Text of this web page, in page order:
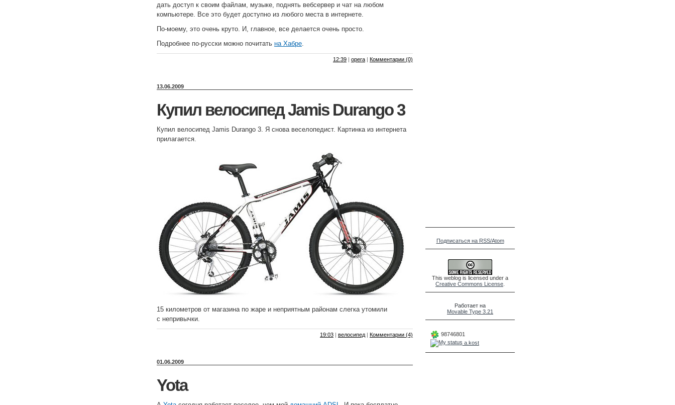
дать доступ к своим файлам, музыке, поднять вебсервер и чат на любом
компьютере. Все это будет доступно из любого места в интернете.
По-моему, это очень круто. И, главное, все делается очень просто.
Подробнее по-русски можно почитать на Хабре.
12:39 | opera | Комментарии (0)
13.06.2009
Купил велосипед Jamis Durango 3
Купил велосипед Jamis Durango 3. Я снова веселопедист. Картинка из интернета
прилагается.
15 километров от магазина по жаре и неприятным районам слегка утомили
с непривычки.
19:03 | велосипед | Комментарии (4)
01.06.2009
Yota
Подписаться на RSS/Atom
This weblog is licensed under a
Creative Commons License
Работает на
Movable Type 3.21
98746801
a.kost